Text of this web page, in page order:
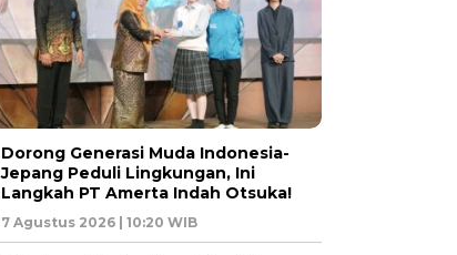
Dorong Generasi Muda Indonesia-
Jepang Peduli Lingkungan, Ini
Langkah PT Amerta Indah Otsuka!
7 Agustus 2026 | 10:20 WIB